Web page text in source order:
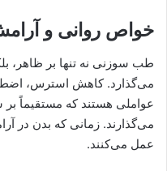
خواص روانی و
طب سوزنی نه تنها بر ظاهر،
می‌گذارد. کاهش استرس،
عواملی هستند که مستقیماً
می‌گذارند. زمانی که بدن در
عمل می‌کنند.